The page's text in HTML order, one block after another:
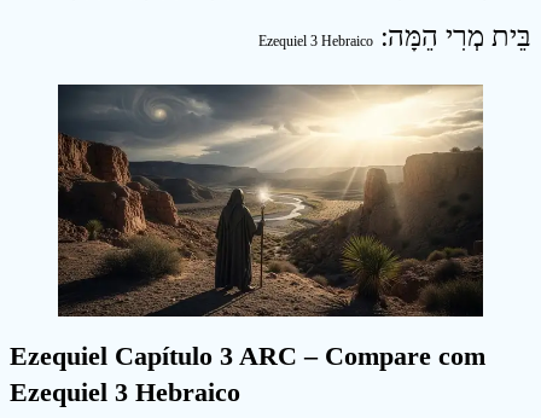
בֵּית מְרִי הֵמָּה ׃ Ezequiel 3 Hebraico
Ezequiel Capítulo 3 ARC – Compare com
Ezequiel 3 Hebraico